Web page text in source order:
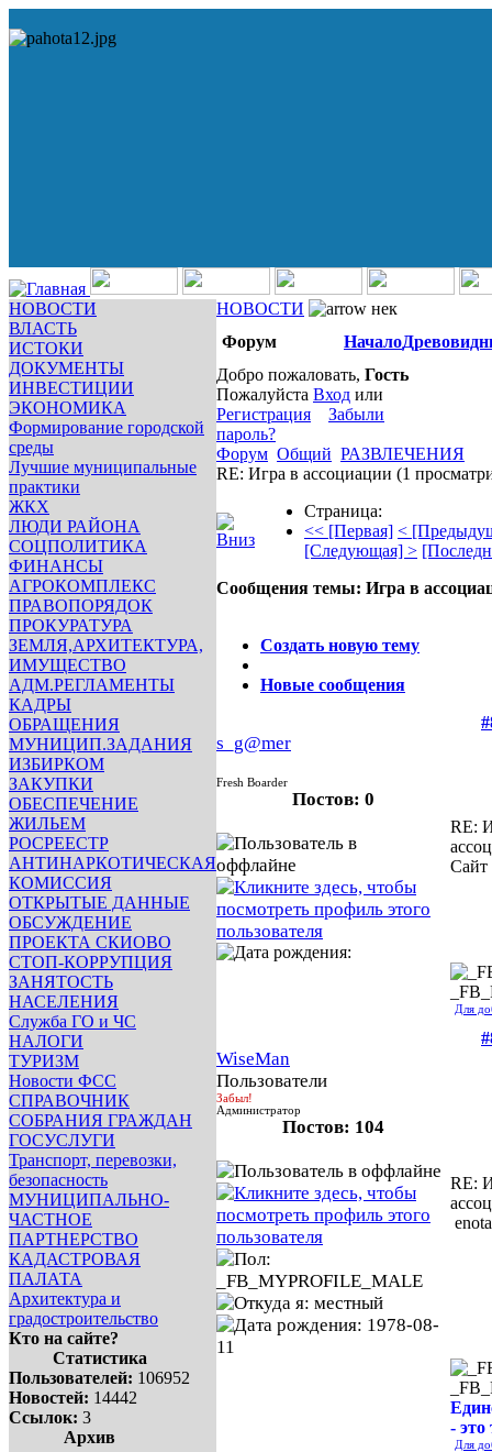
НОВОСТИ
ВЛАСТЬ
ИСТОКИ
ДОКУМЕНТЫ
ИНВЕСТИЦИИ
ЭКОНОМИКА
Формирование городской
среды
Лучшие муниципальные
практики
ЖКХ
ЛЮДИ РАЙОНА
СОЦПОЛИТИКА
ФИНАНСЫ
АГРОКОМПЛЕКС
ПРАВОПОРЯДОК
ПРОКУРАТУРА
ЗЕМЛЯ,АРХИТЕКТУРА,
ИМУЩЕСТВО
АДМ.РЕГЛАМЕНТЫ
КАДРЫ
ОБРАЩЕНИЯ
МУНИЦИП.ЗАДАНИЯ
ИЗБИРКОМ
ЗАКУПКИ
ОБЕСПЕЧЕНИЕ
ЖИЛЬЕМ
РОСРЕЕСТР
АНТИНАРКОТИЧЕСКАЯ
КОМИССИЯ
ОТКРЫТЫЕ ДАННЫЕ
ОБСУЖДЕНИЕ
ПРОЕКТА СКИОВО
СТОП-КОРРУПЦИЯ
ЗАНЯТОСТЬ
НАСЕЛЕНИЯ
Служба ГО и ЧС
НАЛОГИ
ТУРИЗМ
Новости ФСС
СПРАВОЧНИК
СОБРАНИЯ ГРАЖДАН
ГОСУСЛУГИ
Транспорт, перевозки,
безопасность
МУНИЦИПАЛЬНО-
ЧАСТНОЕ
ПАРТНЕРСТВО
КАДАСТРОВАЯ
ПАЛАТА
Архитектура и
градостроительство
Кто на сайте?
Статистика
Пользователей: 106952
Новостей: 14442
Ссылок: 3
Архив
НОВОСТИ
нек
Форум
Начало
Добро пожаловать, Гость
Пожалуйста Вход или
Регистрация
Забыли
пароль?
Форум Общий РАЗВЛЕЧЕНИЯ
RE: Игра в ассоциации (1
Страница:
<< [Первая] <
[Следующая] >
Сообщения темы: Игра в
Создать новую тему
Новые сообщения
s_g@mer
Fresh Boarder
Постов: 0
RE:
Сайт
Для
WiseMan
Пользователи
Забыл!
Администратор
Постов: 104
RE:
- это
Для